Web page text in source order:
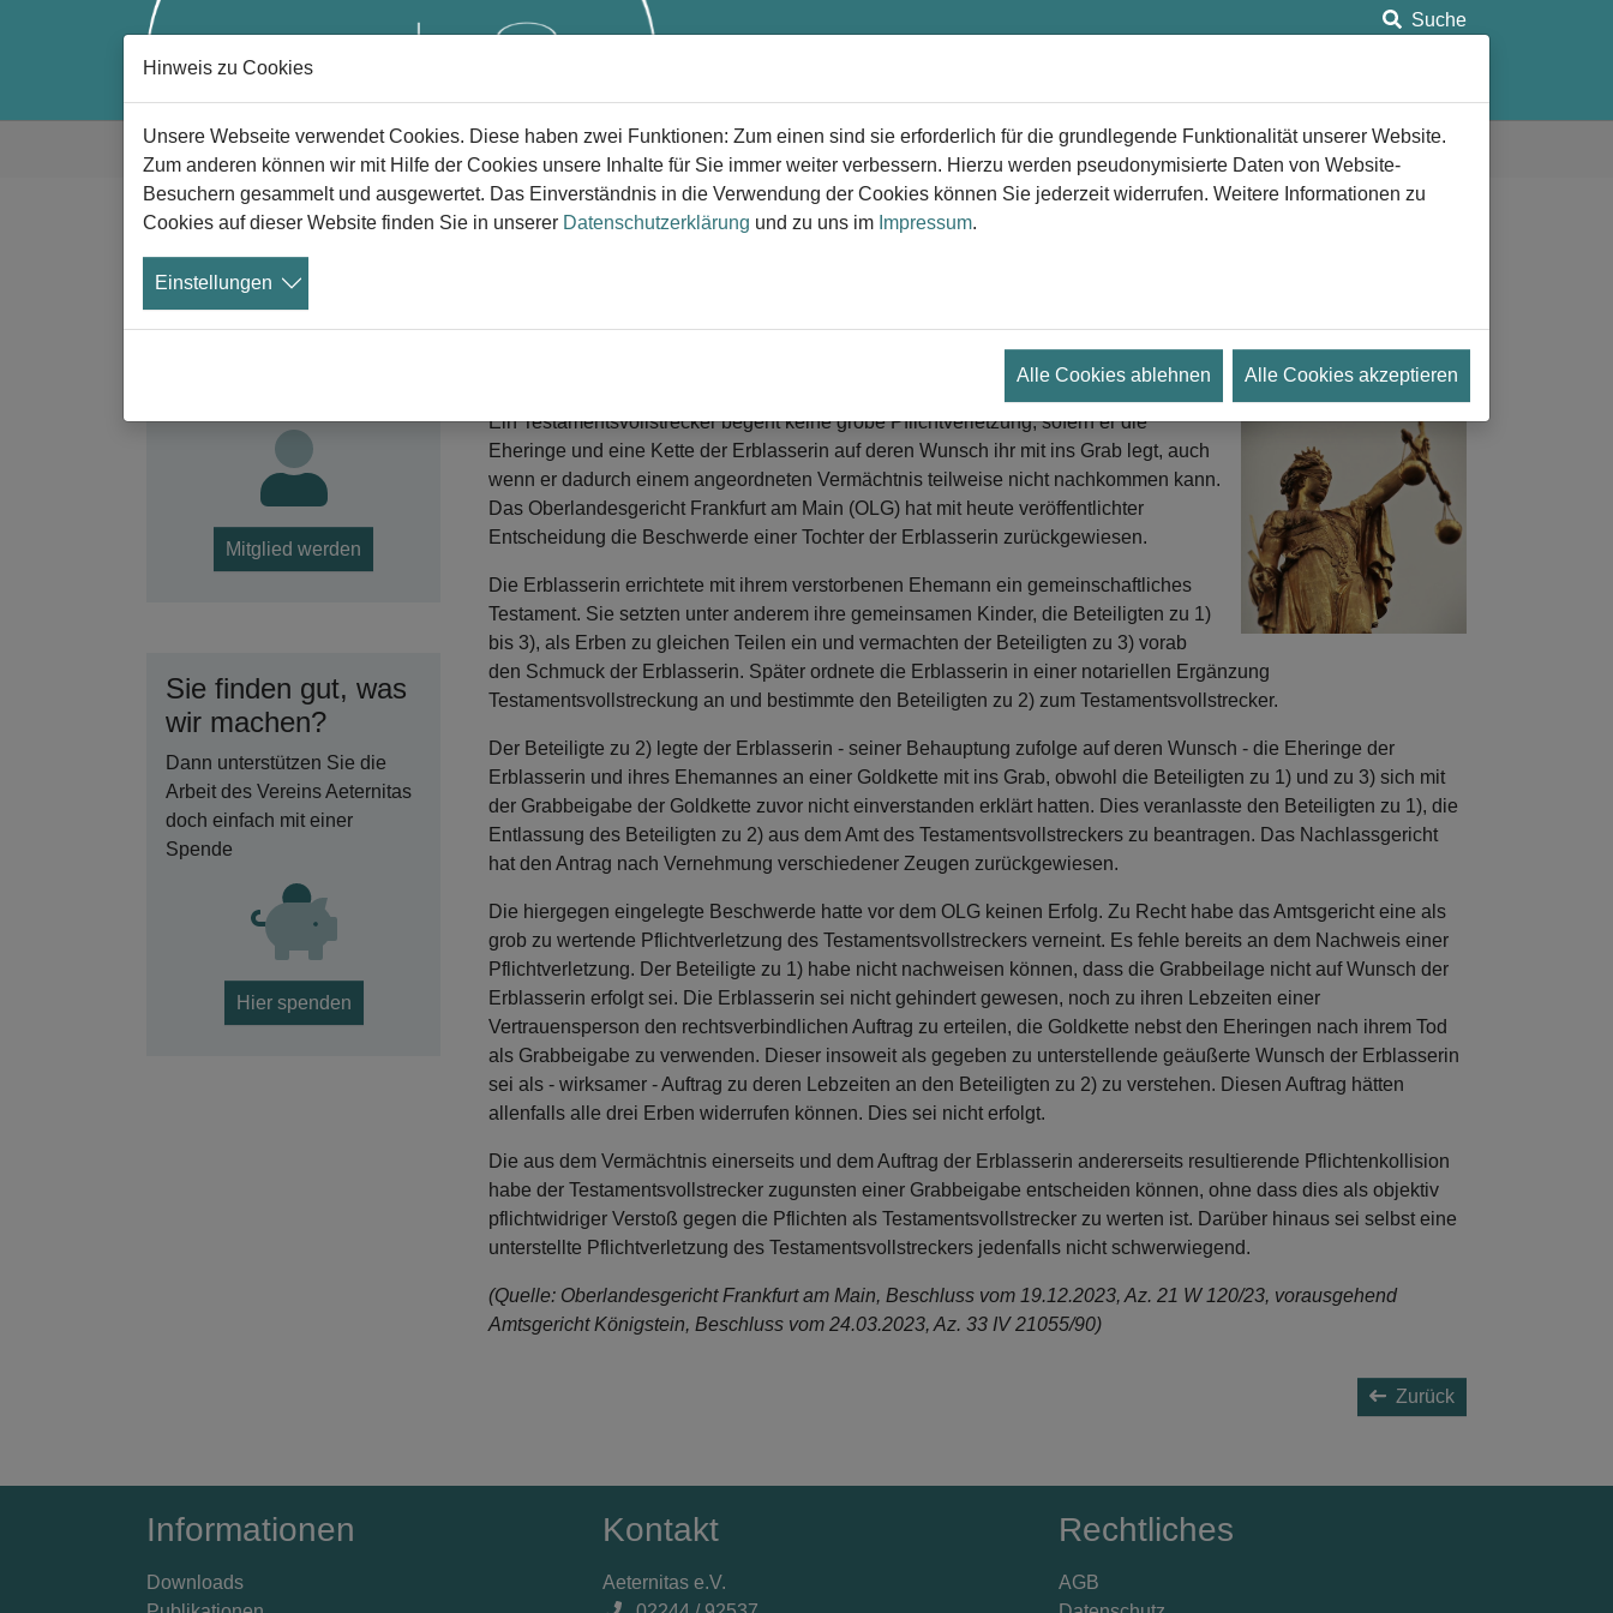
Zum Hauptinhalt springen
Suche
Sie sind hier:
Gute Trauer Alle News News Details
Werden Sie
Mitglied!
Mitglied werden
Sie finden gut, was
wir machen?
Dann unterstützen Sie die
Arbeit des Vereins Aeternitas
doch einfach mit einer
Spende
Hier spenden
Urteil des OLG Frankfurt: Ringe dürfen als Beigabe mit ins
Testamentsvollstrecker begeht keine grobe Pflichtverletzung
Ein Testamentsvollstrecker begeht keine grobe Pflichtverletzung, sofern er die
Eheringe und eine Kette der Erblasserin auf deren Wunsch ihr mit ins Grab legt, auch
wenn er dadurch einem angeordneten Vermächtnis teilweise nicht nachkommen kann.
Das Oberlandesgericht Frankfurt am Main (OLG) hat mit heute veröffentlichter
Entscheidung die Beschwerde einer Tochter der Erblasserin zurückgewiesen.
Die Erblasserin errichtete mit ihrem verstorbenen Ehemann ein gemeinschaftliches
Testament. Sie setzten unter anderem ihre gemeinsamen Kinder, die Beteiligten zu 1)
bis 3), als Erben zu gleichen Teilen ein und vermachten der Beteiligten zu 3) vorab
den Schmuck der Erblasserin. Später ordnete die Erblasserin in einer notariellen Ergänzung
Testamentsvollstreckung an und bestimmte den Beteiligten zu 2) zum Testamentsvollstrecker.
Der Beteiligte zu 2) legte der Erblasserin - seiner Behauptung zufolge auf deren Wunsch - die Eheringe der
Erblasserin und ihres Ehemannes an einer Goldkette mit ins Grab, obwohl die Beteiligten zu 1) und zu 3) sich mit
der Grabbeigabe der Goldkette zuvor nicht einverstanden erklärt hatten. Dies veranlasste den Beteiligten zu 1), die
Entlassung des Beteiligten zu 2) aus dem Amt des Testamentsvollstreckers zu beantragen. Das Nachlassgericht
hat den Antrag nach Vernehmung verschiedener Zeugen zurückgewiesen.
Die hiergegen eingelegte Beschwerde hatte vor dem OLG keinen Erfolg. Zu Recht habe das Amtsgericht eine als
grob zu wertende Pflichtverletzung des Testamentsvollstreckers verneint. Es fehle bereits an dem Nachweis einer
Pflichtverletzung. Der Beteiligte zu 1) habe nicht nachweisen können, dass die Grabbeilage nicht auf Wunsch der
Erblasserin erfolgt sei. Die Erblasserin sei nicht gehindert gewesen, noch zu ihren Lebzeiten einer
Vertrauensperson den rechtsverbindlichen Auftrag zu erteilen, die Goldkette nebst den Eheringen nach ihrem Tod
als Grabbeigabe zu verwenden. Dieser insoweit als gegeben zu unterstellende geäußerte Wunsch der Erblasserin
sei als - wirksamer - Auftrag zu deren Lebzeiten an den Beteiligten zu 2) zu verstehen. Diesen Auftrag hätten
allenfalls alle drei Erben widerrufen können. Dies sei nicht erfolgt.
Die aus dem Vermächtnis einerseits und dem Auftrag der Erblasserin andererseits resultierende Pflichtenkollision
habe der Testamentsvollstrecker zugunsten einer Grabbeigabe entscheiden können, ohne dass dies als objektiv
pflichtwidriger Verstoß gegen die Pflichten als Testamentsvollstrecker zu werten ist. Darüber hinaus sei selbst eine
unterstellte Pflichtverletzung des Testamentsvollstreckers jedenfalls nicht schwerwiegend.
(Quelle: Oberlandesgericht Frankfurt am Main, Beschluss vom 19.12.2023, Az. 21 W 120/23, vorausgehend
Amtsgericht Königstein, Beschluss vom 24.03.2023, Az. 33 IV 21055/90)
Zurück
Informationen
Downloads
Kontakt
Aeternitas e.V.
Rechtliches
AGB
Hinweis zu Cookies
Unsere Webseite verwendet Cookies. Diese haben zwei Funktionen: Zum einen sind sie erforderlich für die grundlegende Funktionalität unserer Website.
Zum anderen können wir mit Hilfe der Cookies unsere Inhalte für Sie immer weiter verbessern. Hierzu werden pseudonymisierte Daten von Website-
Besuchern gesammelt und ausgewertet. Das Einverständnis in die Verwendung der Cookies können Sie jederzeit widerrufen. Weitere Informationen zu
Cookies auf dieser Website finden Sie in unserer Datenschutzerklärung und zu uns im Impressum.
Einstellungen
Alle Cookies ablehnen Alle Cookies akzeptieren